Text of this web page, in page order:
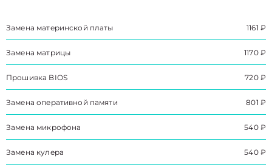
Замена материнской платы 1161 ₽
Замена матрицы 1170 ₽
Прошивка BIOS 720 ₽
Замена оперативной памяти 801 ₽
Замена микрофона 540 ₽
Замена кулера 540 ₽